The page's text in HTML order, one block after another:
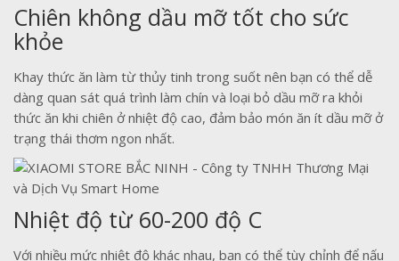
Chiên không dầu mỡ tốt cho sức
khỏe
Khay thức ăn làm từ thủy tinh trong suốt nên bạn có thể dễ
dàng quan sát quá trình làm chín và loại bỏ dầu mỡ ra khỏi
thức ăn khi chiên ở nhiệt độ cao, đảm bảo món ăn ít dầu mỡ ở
trạng thái thơm ngon nhất.
Nhiệt độ từ 60-200 độ C
Với nhiều mức nhiệt độ khác nhau, bạn có thể tùy chỉnh để nấu